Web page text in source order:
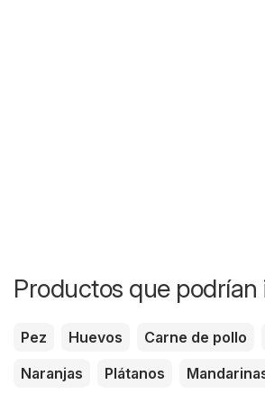
Productos que
Pez Huevos Carne de pollo
Naranjas
Plátanos